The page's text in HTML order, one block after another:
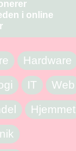
i online
Hardware
IT
Web
Hjemmet